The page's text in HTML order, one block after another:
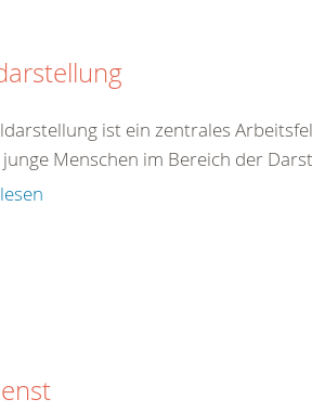
ist ein zentrales
Menschen im Bereich der